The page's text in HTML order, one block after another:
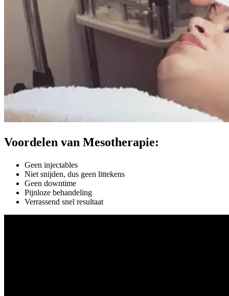
Voordelen van Mesotherapie:
Geen injectables
Niet snijden, dus geen littekens
Geen downtime
Pijnloze behandeling
Verrassend snel resultaat